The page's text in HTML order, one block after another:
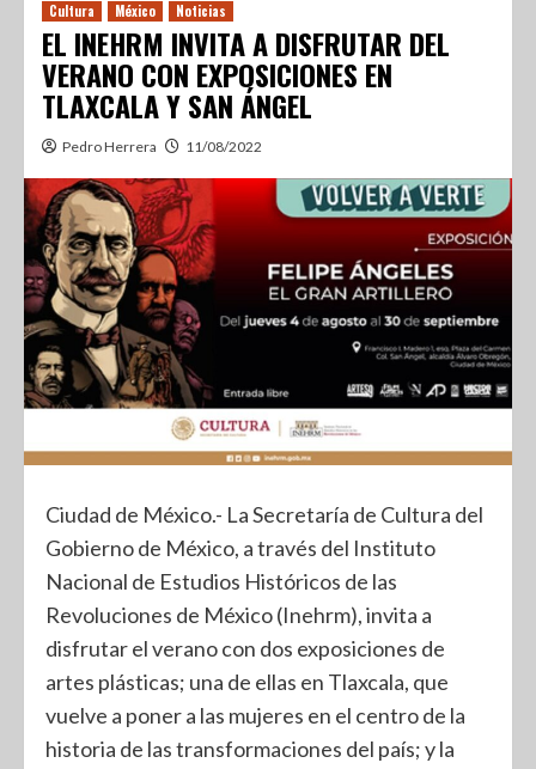
Cultura México Noticias
EL INEHRM INVITA A DISFRUTAR DEL
VERANO CON EXPOSICIONES EN
TLAXCALA Y SAN ÁNGEL
Pedro Herrera 11/08/2022
Ciudad de México.- La Secretaría de Cultura del
Gobierno de México, a través del Instituto
Nacional de Estudios Históricos de las
Revoluciones de México (Inehrm), invita a
disfrutar el verano con dos exposiciones de
artes plásticas; una de ellas en Tlaxcala, que
vuelve a poner a las mujeres en el centro de la
historia de las transformaciones del país; y la